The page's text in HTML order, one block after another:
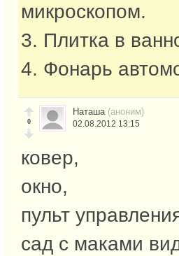
микроскопом.
3. Плитка в
4. Фонарь
0
Наташа (аноним)
02.08.2012 13:15
ковер,
окно,
пульт
сад с маками